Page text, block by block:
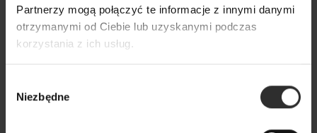
Partnerzy mogą połączyć te informacje z innymi danymi
otrzymanymi od Ciebie lub uzyskanymi podczas
korzystania z ich usług.
zgody
Niezbędne